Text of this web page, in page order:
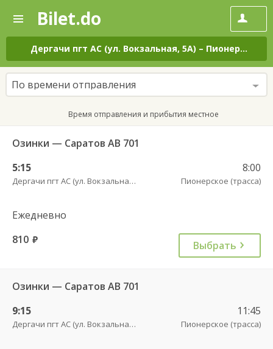
—
Поиск
и
покупка
билетов
на
автобус
онлайн
Bilet.do
Дергачи пгт АС (ул. Вокзальная, 5А) – Пионерское (трасса)
По времени отправления
Время отправления и прибытия местное
Озинки — Саратов АВ 701
5:15
Дергачи пгт АС (ул. Вокзальная, 5А)
8:00
Пионерское (трасса)
Ежедневно
810 руб. Выбрать
Озинки — Саратов АВ 701
9:15
Дергачи пгт АС (ул. Вокзальная, 5А)
11:45
Пионерское (трасса)